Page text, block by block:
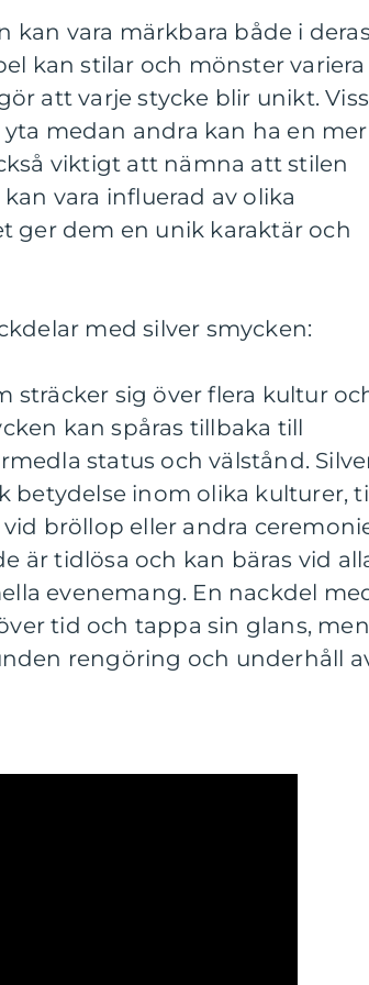
kan vara märkbara både i deras
kan stilar och mönster variera
att varje stycke blir unikt.
medan andra kan ha en mer
viktigt att nämna att stilen
vara influerad av olika
ger dem en unik karaktär och
med silver smycken:
sträcker sig över flera kultur
kan spåras tillbaka till
status och välstånd.
betydelse inom olika kulturer,
bröllop eller andra
är tidlösa och kan bäras vid
evenemang. En nackdel
tid och tappa sin glans, men
rengöring och underhåll